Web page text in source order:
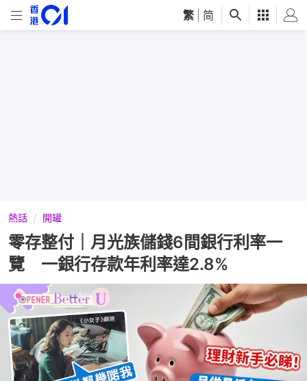
繁 简
熱話 開罐
零存整付｜月光族儲錢6間銀行利率一
覽 一銀行存款年利率達2.8%